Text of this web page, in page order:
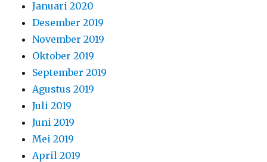
Januari 2020
Desember 2019
November 2019
Oktober 2019
September 2019
Agustus 2019
Juli 2019
Juni 2019
Mei 2019
April 2019